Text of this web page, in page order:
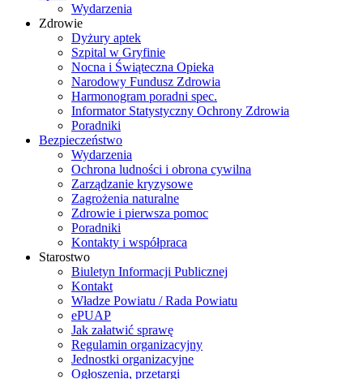
Wydarzenia
Zdrowie
Dyżury aptek
Szpital w Gryfinie
Nocna i Świąteczna Opieka
Narodowy Fundusz Zdrowia
Harmonogram poradni spec.
Informator Statystyczny Ochrony Zdrowia
Poradniki
Bezpieczeństwo
Wydarzenia
Ochrona ludności i obrona cywilna
Zarządzanie kryzysowe
Zagrożenia naturalne
Zdrowie i pierwsza pomoc
Poradniki
Kontakty i współpraca
Starostwo
Biuletyn Informacji Publicznej
Kontakt
Władze Powiatu / Rada Powiatu
ePUAP
Jak załatwić sprawę
Regulamin organizacyjny
Jednostki organizacyjne
Ogłoszenia, przetargi